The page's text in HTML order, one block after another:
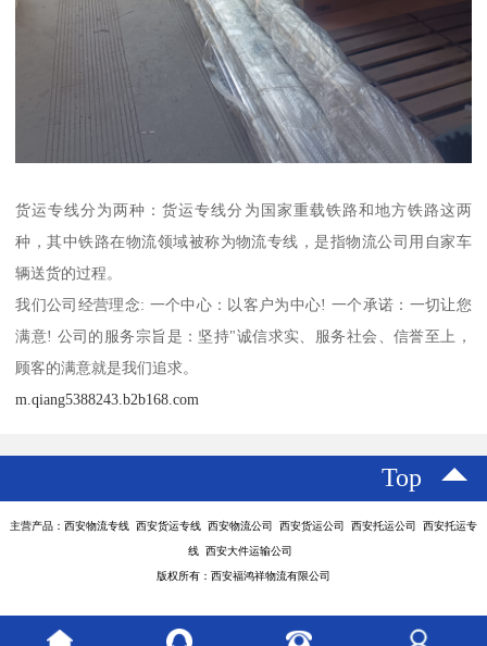
货运专线分为两种：货运专线分为国家重载铁路和地方铁路这两
种，其中铁路在物流领域被称为物流专线，是指物流公司用自家车
辆送货的过程。
我们公司经营理念: 一个中心：以客户为中心! 一个承诺：一切让您
满意! 公司的服务宗旨是：坚持"诚信求实、服务社会、信誉至上，
顾客的满意就是我们追求。
m.qiang5388243.b2b168.com
Top
主营产品：西安物流专线 西安货运专线 西安物流公司 西安货运公司 西安托运公司 西安托运专
线 西安大件运输公司
版权所有：西安福鸿祥物流有限公司